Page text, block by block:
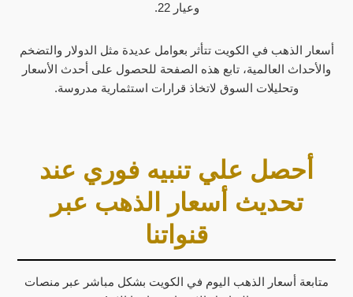
وعيار 22.
أسعار الذهب في الكويت تتأثر بعوامل عديدة مثل الدولار والتضخم
والأحداث العالمية، تابع هذه الصفحة للحصول على أحدث الأسعار
وتحليلات السوق لاتخاذ قرارات استثمارية مدروسة.
أحصل علي تنبيه فوري عند
تحديث أسعار الذهب عبر
قنواتنا
متابعة أسعار الذهب اليوم في الكويت بشكل مباشر عبر منصات